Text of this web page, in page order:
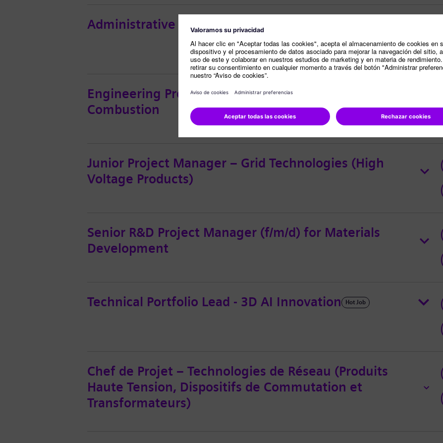
Administrative Assistant
Engineering Project Manager – Gas Turbine
Combustion
Junior Project Manager – Grid Technologies (High
Voltage Products)
Senior R&D Project Manager (f/m/d) for Materials
Development
Technical Portfolio Lead - 3D AI Innovation Hot Job
Chef de Projet – Technologies de Réseau (Produits
Haute Tension, Dispositifs de Commutation et
Transformateurs)